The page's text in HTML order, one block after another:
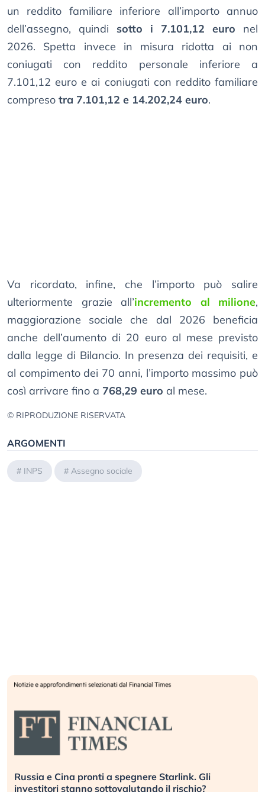
un reddito familiare inferiore all’importo annuo
dell’assegno, quindi sotto i 7.101,12 euro nel
2026. Spetta invece in misura ridotta ai non
coniugati con reddito personale inferiore a
7.101,12 euro e ai coniugati con reddito familiare
compreso tra 7.101,12 e 14.202,24 euro.
Va ricordato, infine, che l’importo può salire
ulteriormente grazie all’incremento al milione,
maggiorazione sociale che dal 2026 beneficia
anche dell’aumento di 20 euro al mese previsto
dalla legge di Bilancio. In presenza dei requisiti, e
al compimento dei 70 anni, l’importo massimo può
così arrivare fino a 768,29 euro al mese.
© RIPRODUZIONE RISERVATA
ARGOMENTI
# INPS # Assegno sociale
Russia e Cina pronti a spegnere Starlink. Gli
investitori stanno sottovalutando il rischio?